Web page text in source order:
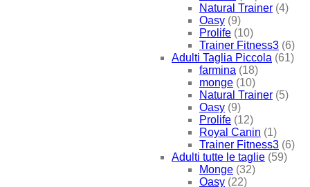
Natural Trainer (4)
Oasy (9)
Prolife (10)
Trainer Fitness3 (6)
Adulti Taglia Piccola (61)
farmina (18)
monge (10)
Natural Trainer (5)
Oasy (9)
Prolife (12)
Royal Canin (1)
Trainer Fitness3 (6)
Adulti tutte le taglie (59)
Monge (32)
Oasy (22)